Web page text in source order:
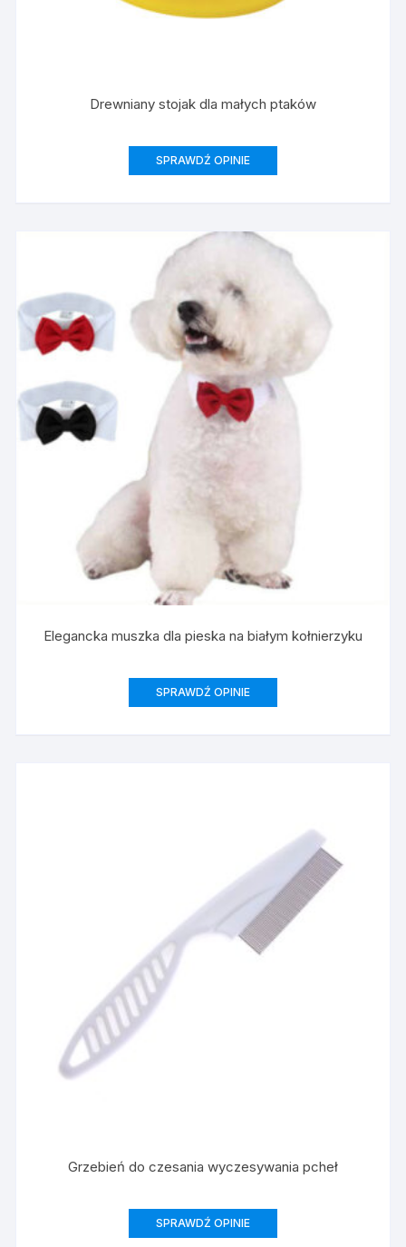
Drewniany stojak dla małych ptaków
SPRAWDŹ OPINIE
Elegancka muszka dla pieska na białym kołnierzyku
SPRAWDŹ OPINIE
Grzebień do czesania wyczesywania pcheł
SPRAWDŹ OPINIE